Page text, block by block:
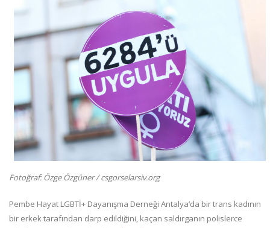
Fotoğraf: Özge Özgüner / csgorselarsiv.org
Pembe Hayat LGBTİ+ Dayanışma Derneği Antalya’da bir trans kadının
bir erkek tarafından darp edildiğini, kaçan saldırganın polislerce